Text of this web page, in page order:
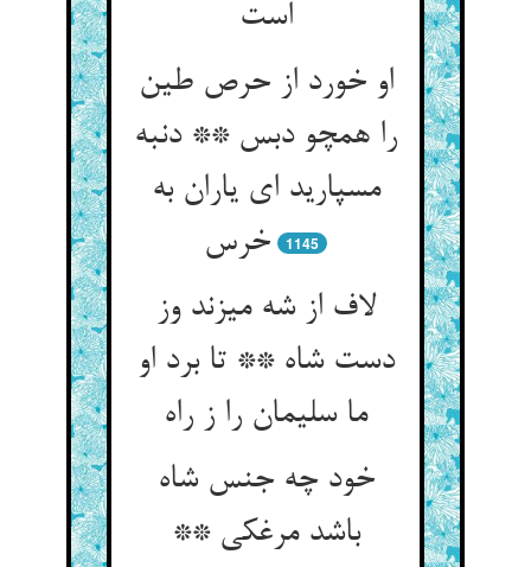
است‏
او خورد از حرص طین
را همچو دبس ** دنبه
مسپارید ای یاران به
خرس‏
1145
لاف از شه می‏زند وز
دست شاه ** تا برد او
ما سلیمان را ز راه‏
خود چه جنس شاه
باشد مرغکی **